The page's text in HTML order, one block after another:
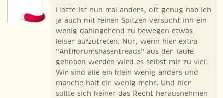
Hotte ist nun mal anders, oft genug hab ich
ja auch mit feinen Spitzen versucht ihn ein
wenig dahingehend zu bewegen etwas
leiser aufzutreten. Nur, wenn hier extra
"Antiforumshasentreads" aus der Taufe
gehoben werden wird es selbst mir zu viel!
Wir sind alle ein klein wenig anders und
manche halt ein wenig mehr. Und hier
sollte sich keiner das Recht herausnehmen